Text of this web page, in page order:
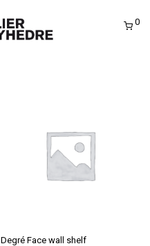
0
Degré Face wall shelf